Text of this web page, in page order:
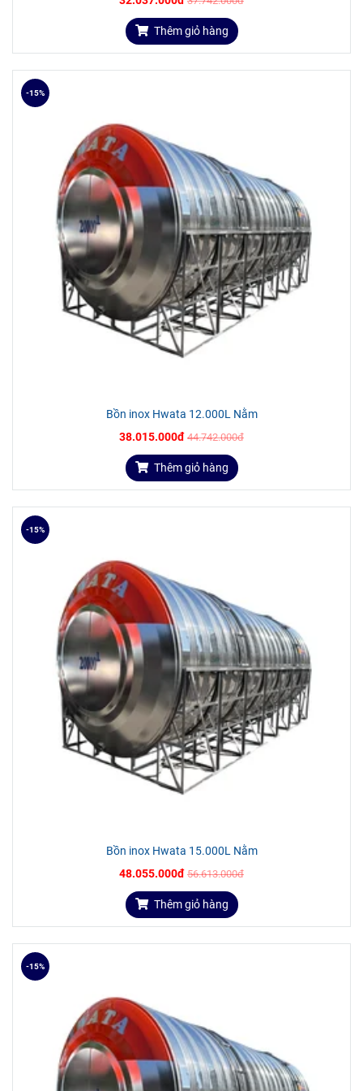
ĐẶC ĐIỂM NỔI BẬT
Bồn inox Hwata310L đứng được sản xuất trên dây chuyền
công nghệ tiên tiến của Đài Loan và kiểm soát nghiêm ngặt
theo tiêu chuẩn ISO 9001:2000. Ngoài những kích cỡ quy
chuẩn, NPP Tiến Đạt còn có thể tư vấn và cung cấp bản vẽ
gia công chân đế, bồn cho khách hàng khi vị trí lắp đặt không
thuận lợi như trên mái nhà, chung cư, ban công,... nhằm hạn
chế tối đa diện tích đặt bồn.
Sản xuất từ inox SUS 304 nhập khẩu từ Nhật Bản và
các nước công nghiệp tiên tiến có độ bền cao.
Thân bồn được phân bố gân đều nhau, tạo độ cứng
vững hơn.
Giá cả phù hợp với nhu cầu thu nhập của người tiêu
dùng.
Đảm bảo an toàn vệ sinh nguồn nước.
Thiết kế nằm ngang là giải pháp an toàn khi đặt bồn
Chân bồn sử dụng inox HIT 430, đảm bảo sự chắc
THÔNG SỐ KÍCH THƯỚC SẢN PHẨM
Bảng thông số kỹ thuật, kích thướcbồn inox Hwata
760
500l
760 1.500
700l
760 1.750
1.000l
920 1.750
0.5
1.500l
1.160 1.750
0.6
2.000l
1.160 2.180
0.6
2.500l
1.420 1.800
0.7
3.000l
1.420 2.240
0.7
3.500l
1.420 2.440
0.7
4.000l
1.360 3.040
1.420 3.040
1.900
>>> Xem thêm:Xem thêmBồn inox Hwata nằm giá tốt tại
đây
THÔNG TIN SẢN PHẨM
Ưu điểm vượt trội của
Độ bền cao, nhẹ, thon gọn phù hợp với những công
trình có diện tích bị hạn chế.
Giá cả phù hợp với nhu cầu thu nhập của người tiêu
dùng.
Đảm bảo an toàn vệ sinh nguồn nước.
Thêm giỏ hàng
Bồn inox Hwata 12.000L Nằm
38.015.000đ 44.742.000đ
-15%
Thêm giỏ hàng
Bồn inox Hwata 15.000L Nằm
48.055.000đ 56.613.000đ
-15%
Thêm giỏ hàng
-15%